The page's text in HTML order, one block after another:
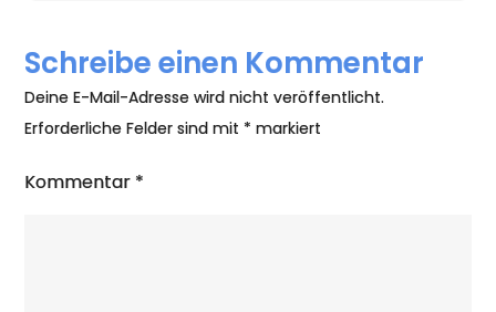
Schreibe einen Kommentar
Deine E-Mail-Adresse wird nicht veröffentlicht.
Erforderliche Felder sind mit * markiert
Kommentar *